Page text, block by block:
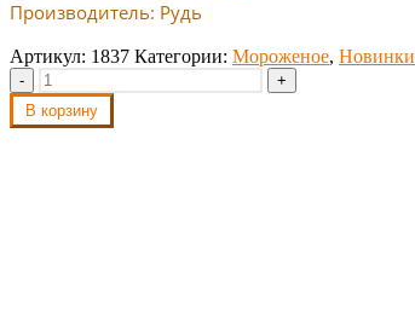
Производитель: Рудь
Артикул: 1837 Категории: Мороженое, Новинки
-
+
В корзину